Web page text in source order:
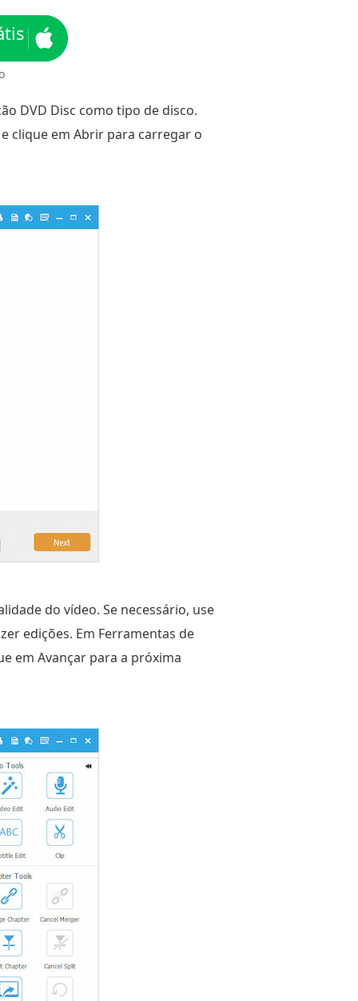
DVD Disc como tipo de disco.
clique em Abrir para carregar o
do vídeo. Se necessário, use
edições. Em Ferramentas de
em Avançar para a próxima